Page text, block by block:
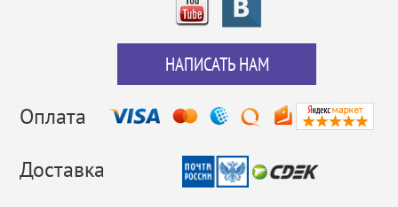
НАПИСАТЬ НАМ
Оплата
Доставка